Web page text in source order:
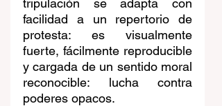
tripulación se adapta con
facilidad a un repertorio de
protesta: es visualmente
fuerte, fácilmente reproducible
y cargada de un sentido moral
reconocible: lucha contra
poderes opacos.